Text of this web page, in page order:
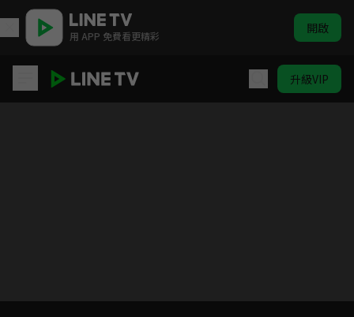
用 APP 免費看更精彩 開啟
升級VIP